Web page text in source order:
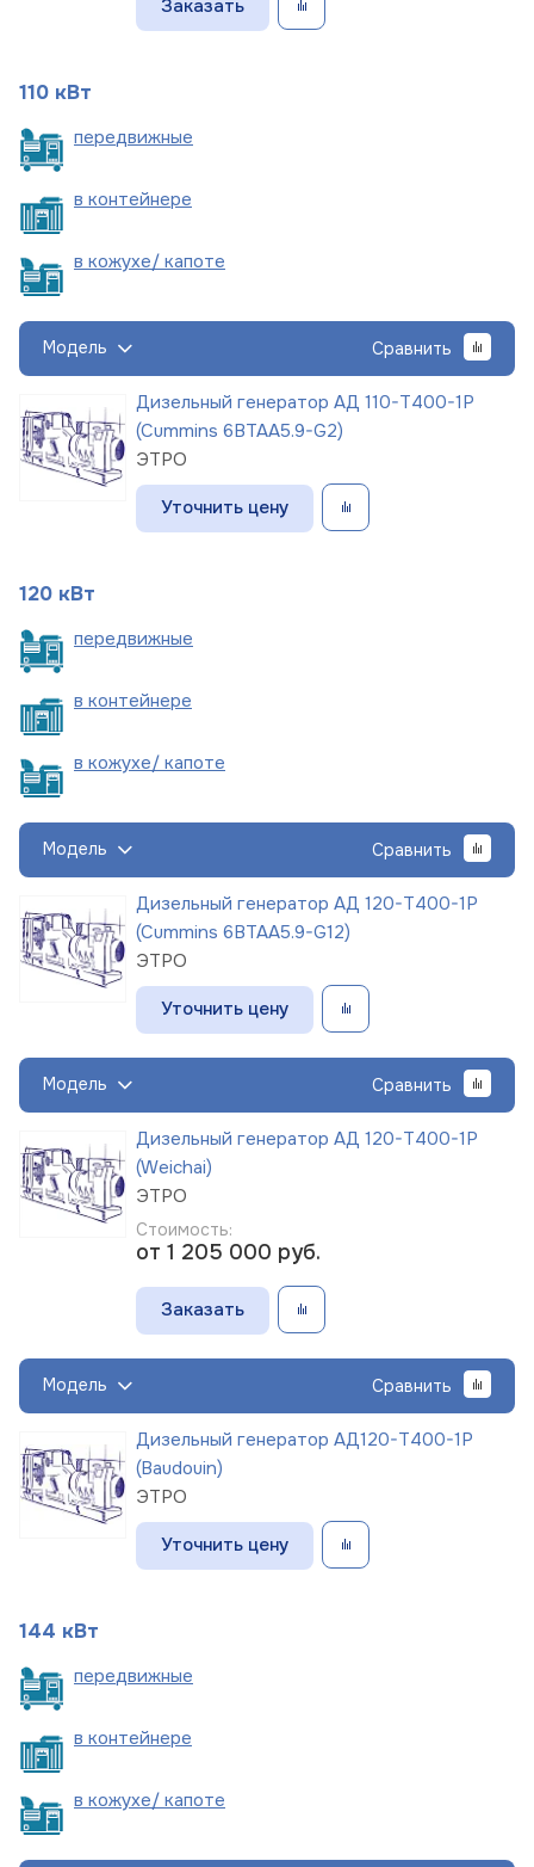
Заказать
110 кВт
передвижные
в контейнере
в кожухе/ капоте
Модель Сравнить
Дизельный генератор АД 110-Т400-1Р
(Cummins 6BTAA5.9-G2)
ЭТРО
Уточнить цену
120 кВт
передвижные
в контейнере
в кожухе/ капоте
Модель Сравнить
Дизельный генератор АД 120-Т400-1Р
(Cummins 6BTAA5.9-G12)
ЭТРО
Уточнить цену
Модель Сравнить
Дизельный генератор АД 120-Т400-1Р
(Weichai)
ЭТРО
Стоимость:
от 1 205 000 руб.
Заказать
Модель Сравнить
Дизельный генератор АД120-Т400-1Р
(Baudouin)
ЭТРО
Уточнить цену
144 кВт
передвижные
в контейнере
в кожухе/ капоте